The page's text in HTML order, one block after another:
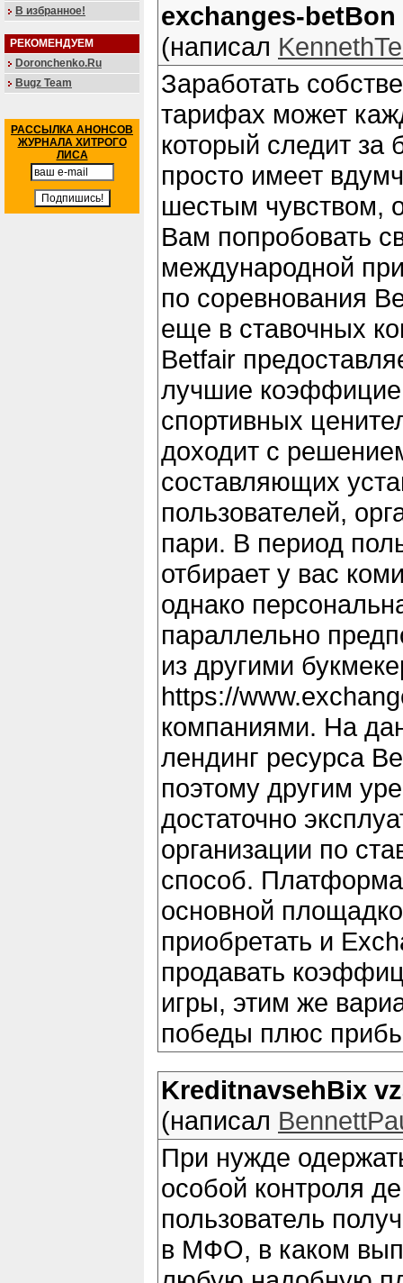
В избранное!
РЕКОМЕНДУЕМ
Doronchenko.Ru
Bugz Team
РАССЫЛКА АНОНСОВ
ЖУРНАЛА ХИТРОГО
ЛИСА
exchanges-
(написал
Заработать
тарифах может
который следит за
просто имеет
шестым чувством,
Вам попробовать
международной
по соревнования
еще в ставочных
Betfair
лучшие
спортивных
доходит с
составляющих
пользователей,
пари. В период
отбирает у вас
однако
параллельно
из другими
https://
компаниями. На
лендинг ресурса
поэтому другим
достаточно
организации по
способ.
основной
приобретать и
продавать
игры, этим же
победы плюс
KreditnavsehBix
(написал
При нужде
особой контроля
пользователь
в МФО, в каком